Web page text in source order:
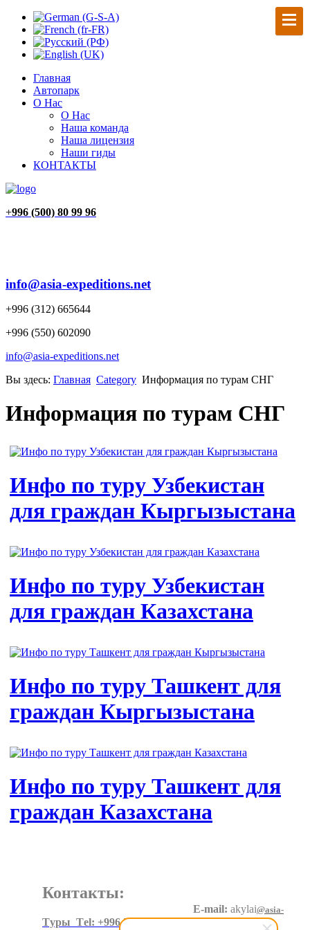
Главная
Автопарк
О Нас
О Нас
Наша команда
Наша лицензия
Наши гиды
КОНТАКТЫ
+996 (500) 80 99 96
info@asia-expeditions.net
+996 (312) 665644
+996 (550) 602090
info@asia-expeditions.net
Вы здесь: Главная Category Информация по турам СНГ
Информация по турам СНГ
Инфо по туру Узбекистан
для граждан Кыргызыстана
Инфо по туру Узбекистан
для граждан Казахстана
Инфо по туру Ташкент для
граждан Кыргызыстана
Инфо по туру Ташкент для
граждан Казахстана
Контакты:
Tуры Тel: +996 550 60 20 90
E-mail: akylai@asia-
expeditions.net